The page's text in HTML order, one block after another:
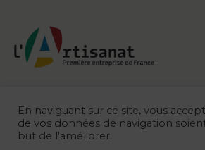
En naviguant sur ce site, vous
de vos données de navigation
but de l'améliorer.